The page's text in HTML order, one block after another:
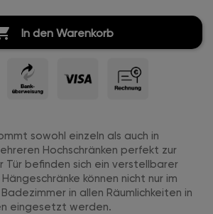
In den Warenkorb
sowohl einzeln als auch in
Hochschränken perfekt zur
Tür befinden sich ein verstellbarer
können nicht nur im
in allen Räumlichkeiten in
eingesetzt werden.